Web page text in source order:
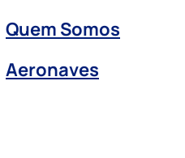
Quem Somos
Aeronaves